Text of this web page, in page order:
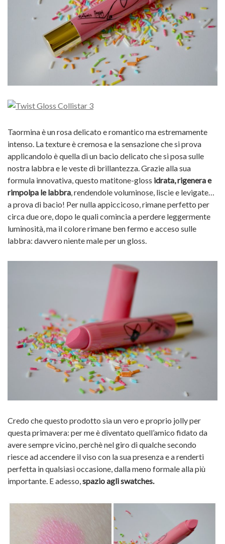
Taormina è un rosa delicato e romantico ma estremamente
intenso. La texture è cremosa e la sensazione che si prova
applicandolo è quella di un bacio delicato che si posa sulle
nostra labbra e le veste di brillantezza. Grazie alla sua
formula innovativa, questo matitone-gloss idrata, rigenera e
rimpolpa le labbra, rendendole voluminose, liscie e levigate…
a prova di bacio! Per nulla appiccicoso, rimane perfetto per
circa due ore, dopo le quali comincia a perdere leggermente
luminosità, ma il colore rimane ben fermo e acceso sulle
labbra: davvero niente male per un gloss.
Credo che questo prodotto sia un vero e proprio jolly per
questa primavera: per me è diventato quell’amico fidato da
avere sempre vicino, perchè nel giro di qualche secondo
riesce ad accendere il viso con la sua presenza e a renderti
perfetta in qualsiasi occasione, dalla meno formale alla più
importante. E adesso, spazio agli swatches.